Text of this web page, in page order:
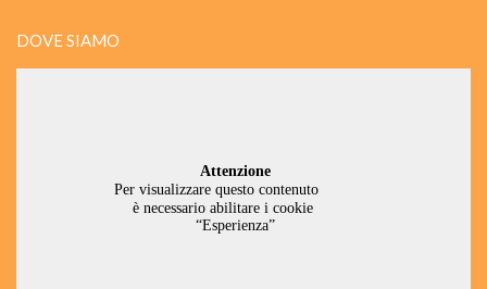
DOVE SIAMO